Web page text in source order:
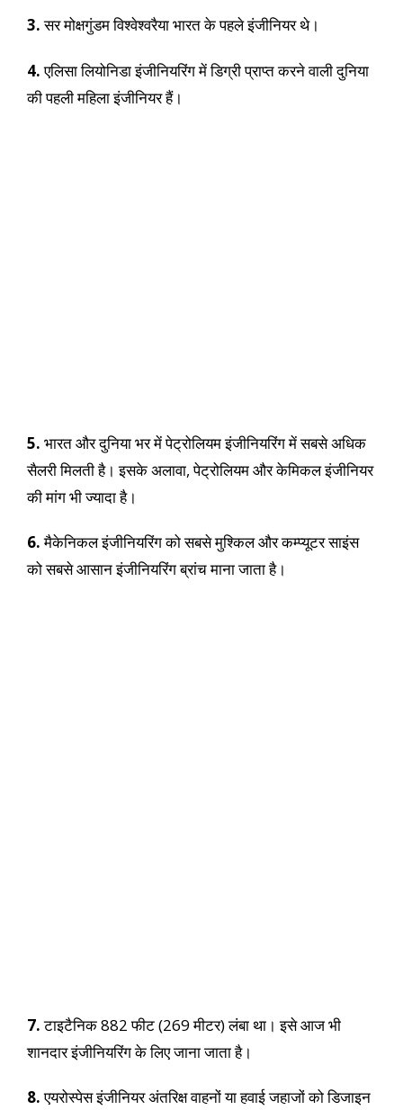
3.सर मोक्षगुंडम विश्वेश्वरैया भारत के पहले इंजीनियर थे।
4.एलिसा लियोनिडा इंजीनियरिंग में डिग्री प्राप्त करने वाली दुनिया
की पहली महिला इंजीनियर हैं।
5. भारत और दुनिया भर में पेट्रोलियम इंजीनियरिंग में सबसे अधिक
सैलरी मिलती है। इसके अलावा, पेट्रोलियम और केमिकल इंजीनियर
की मांग भी ज्यादा है।
6.मैकेनिकल इंजीनियरिंग को सबसे मुश्किल और कम्प्यूटर साइंस
को सबसे आसान इंजीनियरिंग ब्रांच माना जाता है।
7.टाइटैनिक 882 फीट (269 मीटर) लंबा था। इसे आज भी
शानदार इंजीनियरिंग के लिए जाना जाता है।
8.एयरोस्पेस इंजीनियर अंतरिक्ष वाहनों या हवाई जहाजों को डिजाइन